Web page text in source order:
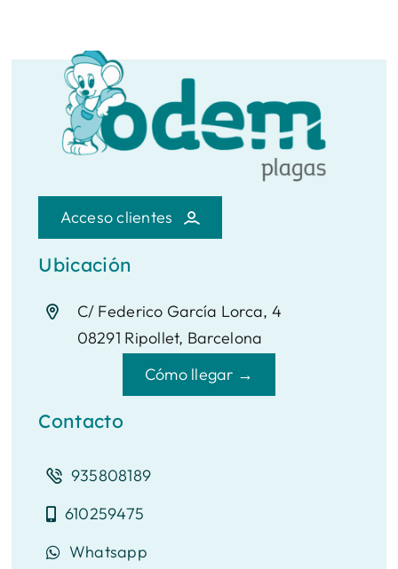
Acceso clientes
Ubicación
C/ Federico García Lorca, 4
08291 Ripollet, Barcelona
Cómo llegar →
Contacto
935808189
610259475
Whatsapp